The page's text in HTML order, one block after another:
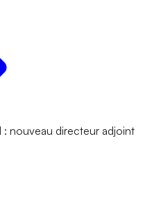
: nouveau directeur adjoint